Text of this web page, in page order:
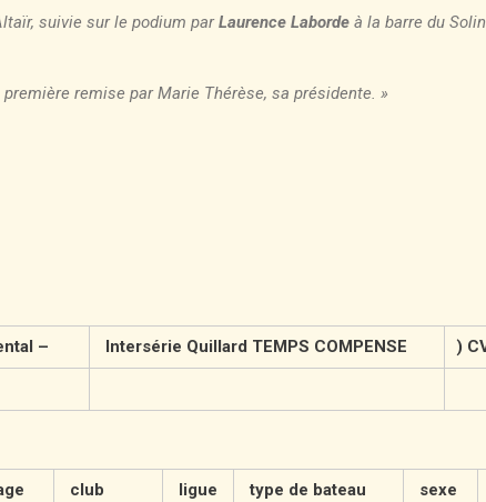
suivie sur le podium parLaurence Laborde à la barre du
remise par Marie Thérèse, sa présidente. »
– Intersérie Quillard TEMPS COMPENSE )
club ligue type de bateau sexe